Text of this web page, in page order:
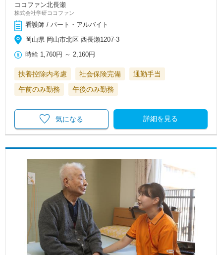
ココファン北長瀬
株式会社学研ココファン
看護師 / パート・アルバイト
岡山県 岡山市北区 西長瀬1207-3
時給 1,760円 ～ 2,160円
扶養控除内考慮 社会保険完備
通勤手当
午前のみ勤務
午後のみ勤務
詳細を見る
気になる